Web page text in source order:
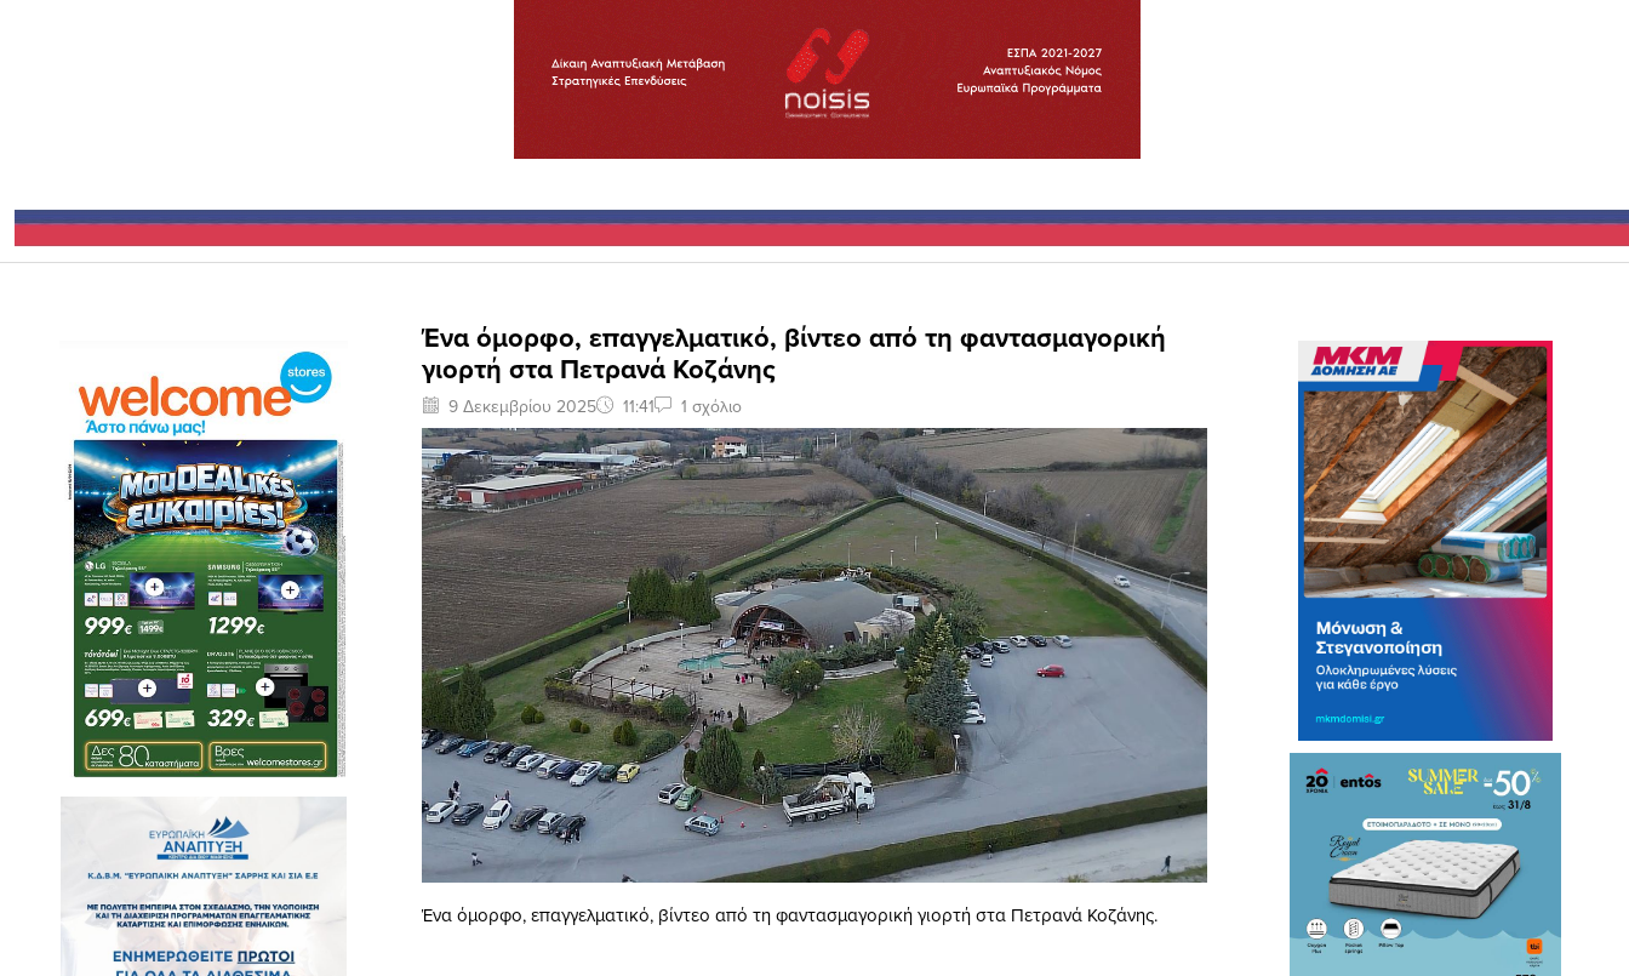
Ένα όμορφο, επαγγελματικό, βίντεο από τη φαντασμαγορική
γιορτή στα Πετρανά Κοζάνης
9 Δεκεμβρίου 2025 11:41 1 σχόλιο
Ένα όμορφο, επαγγελματικό, βίντεο από τη φαντασμαγορική γιορτή στα Πετρανά Κοζάνης.